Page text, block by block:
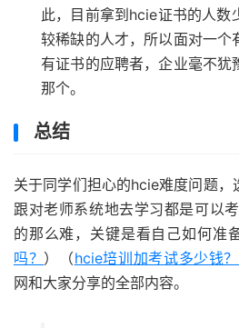
此，目前拿到hcie证书的人数
较稀缺的人才，所以面对一个
有证书的应聘者，企业毫不犹
那个。
总结
关于同学们担心的hcie难度问题，
跟对老师系统地去学习都是可以
的那么难，关键是看自己如何准
吗？ ）（hcie培训加考试多少钱？
网和大家分享的全部内容。